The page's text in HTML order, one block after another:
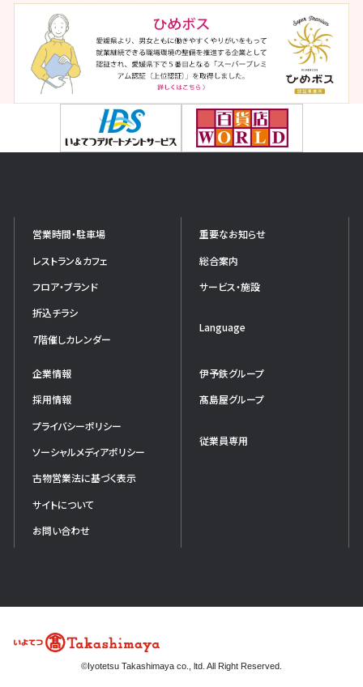
営業時間・駐車場
レストラン＆カフェ
フロア・ブランド
折込チラシ
7階催しカレンダー
重要なお知らせ
総合案内
サービス・施設
Language
企業情報
採用情報
プライバシーポリシー
ソーシャルメディアポリシー
古物営業法に基づく表示
サイトについて
お問い合わせ
伊予鉄グループ
髙島屋グループ
従業員専用
©Iyotetsu Takashimaya co., ltd. All Right Reserved.